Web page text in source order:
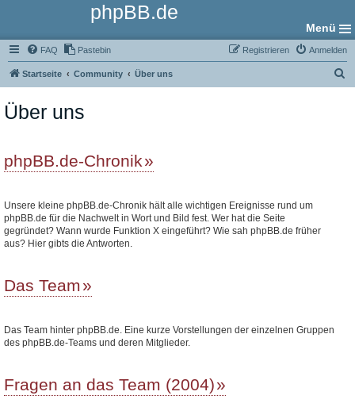
phpBB.de
Menü
FAQ Pastebin Anmelden
Registrieren
Startseite Community Über uns
Über uns
phpBB.de-Chronik
Unsere kleine phpBB.de-Chronik hält alle wichtigen Ereignisse rund um
phpBB.de für die Nachwelt in Wort und Bild fest. Wer hat die Seite
gegründet? Wann wurde Funktion X eingeführt? Wie sah phpBB.de früher
aus? Hier gibts die Antworten.
Das Team
Das Team hinter phpBB.de. Eine kurze Vorstellungen der einzelnen Gruppen
des phpBB.de-Teams und deren Mitglieder.
Fragen an das Team (2004)